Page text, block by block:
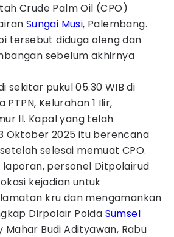
Crude Palm Oil (CPO)
Sungai Musi, Palembang.
tersebut diduga oleng dan
sebelum akhirnya
sekitar pukul 05.30 WIB di
Kelurahan 1 Ilir,
II. Kapal yang telah
Oktober 2025 itu berencana
selesai memuat CPO.
personel Ditpolairud
kejadian untuk
kru dan mengamankan
Dirpolair Polda Sumsel
Mahar Budi Adityawan, Rabu